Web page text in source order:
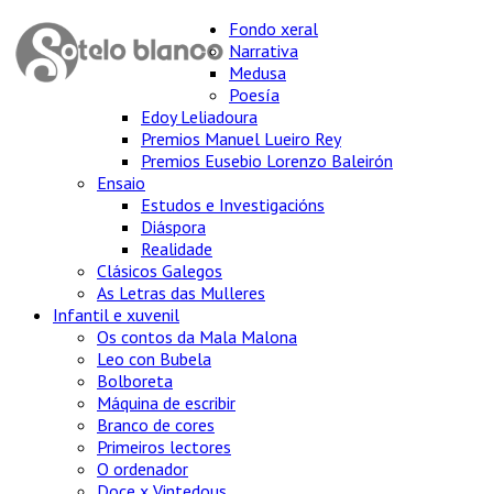
Fondo xeral
Narrativa
Medusa
Poesía
Edoy Leliadoura
Premios Manuel Lueiro Rey
Premios Eusebio Lorenzo Baleirón
Ensaio
Estudos e Investigacións
Diáspora
Realidade
Clásicos Galegos
As Letras das Mulleres
Infantil e xuvenil
Os contos da Mala Malona
Leo con Bubela
Bolboreta
Máquina de escribir
Branco de cores
Primeiros lectores
O ordenador